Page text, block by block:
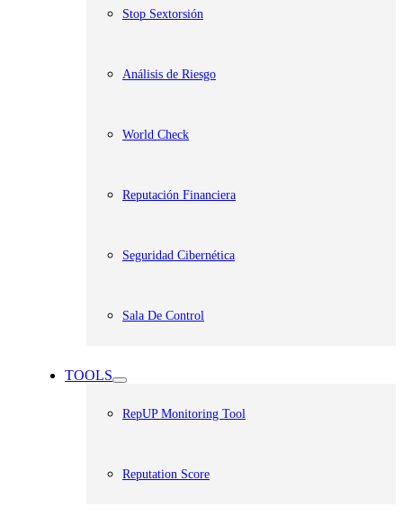
Stop Sextorsión
Análisis de Riesgo
World Check
Reputación Financiera
Seguridad Cibernética
Sala De Control
TOOLS
RepUP Monitoring Tool
Reputation Score